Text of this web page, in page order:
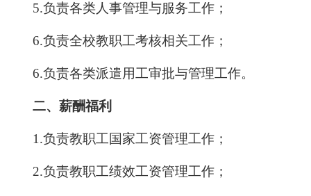
5.负责各类人事管理与服务工作；
6.负责全校教职工考核相关工作；
6.负责各类派遣用工审批与管理工作。
二、薪酬福利
1.负责教职工国家工资管理工作；
2.负责教职工绩效工资管理工作；